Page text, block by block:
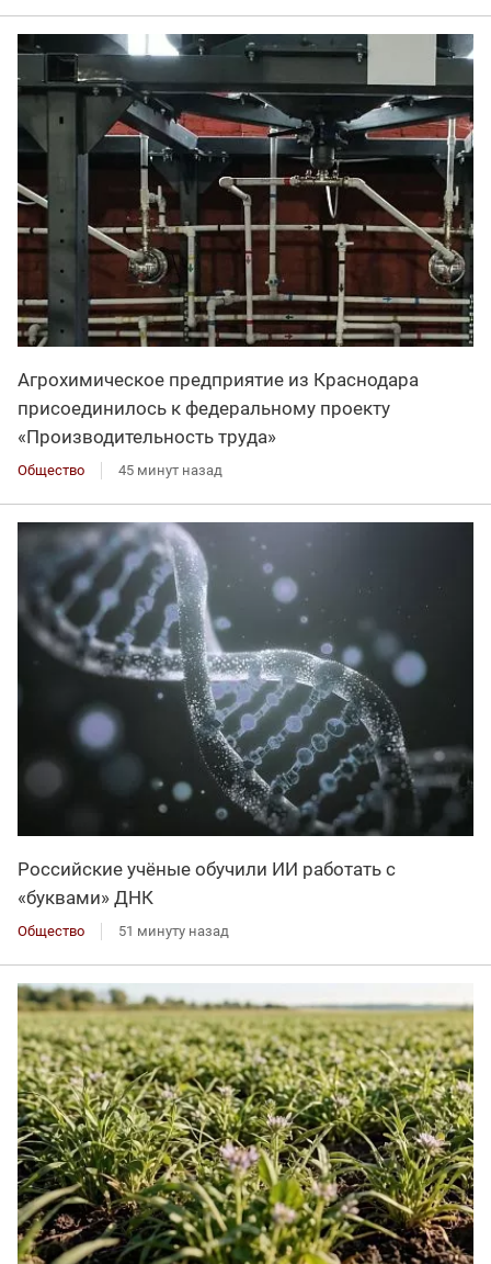
Агрохимическое предприятие из Краснодара
присоединилось к федеральному проекту
«Производительность труда»
Общество 45 минут назад
Российские учёные обучили ИИ работать с
«буквами» ДНК
Общество 51 минуту назад